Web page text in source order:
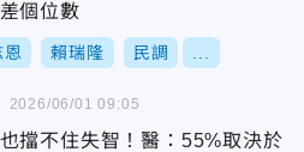
個位數
恩 賴瑞隆 民調
擋不住失智！醫：55%取決於
2026/06/01 09:05